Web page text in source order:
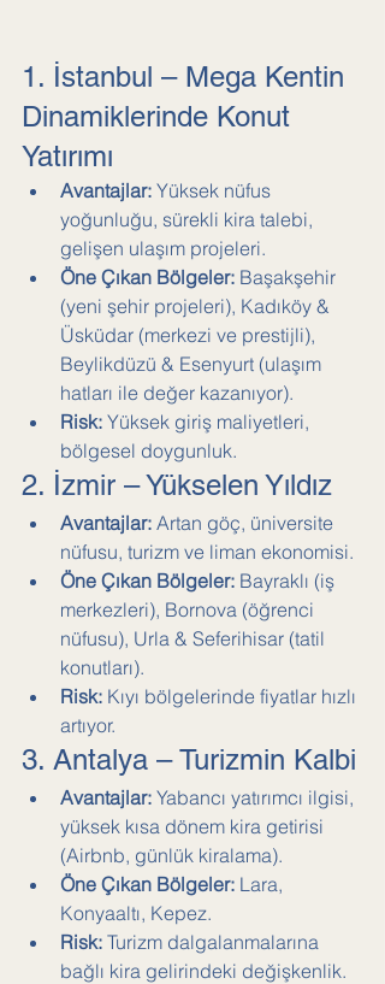
1. İstanbul – Mega Kentin
Dinamiklerinde Konut
Yatırımı
Avantajlar: Yüksek nüfus
yoğunluğu, sürekli kira talebi,
gelişen ulaşım projeleri.
Öne Çıkan Bölgeler: Başakşehir
(yeni şehir projeleri), Kadıköy &
Üsküdar (merkezi ve prestijli),
Beylikdüzü & Esenyurt (ulaşım
hatları ile değer kazanıyor).
Risk: Yüksek giriş maliyetleri,
bölgesel doygunluk.
2. İzmir – Yükselen Yıldız
Avantajlar: Artan göç, üniversite
nüfusu, turizm ve liman ekonomisi.
Öne Çıkan Bölgeler: Bayraklı (iş
merkezleri), Bornova (öğrenci
nüfusu), Urla & Seferihisar (tatil
konutları).
Risk: Kıyı bölgelerinde fiyatlar hızlı
artıyor.
3. Antalya – Turizmin Kalbi
Avantajlar: Yabancı yatırımcı ilgisi,
yüksek kısa dönem kira getirisi
(Airbnb, günlük kiralama).
Öne Çıkan Bölgeler: Lara,
Konyaaltı, Kepez.
Risk: Turizm dalgalanmalarına
bağlı kira gelirindeki değişkenlik.